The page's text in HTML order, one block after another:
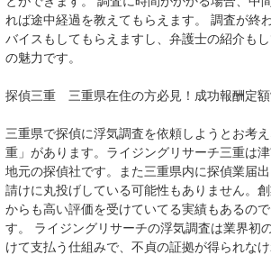
れば途中経過を教えてもらえます。 調査が終
バイスもしてもらえますし、弁護士の紹介も
の魅力です。
探偵三重 三重県在住の方必見！成功報酬定
三重県で探偵に浮気調査を依頼しようとお考
重」があります。ライジングリサーチ三重は
地元の探偵社です。また三重県内に探偵業届
請けに丸投げしている可能性もありません。
からも高い評価を受けていてる実績もあるの
す。 ライジングリサーチの浮気調査は業界初
けて支払う仕組みで、不貞の証拠が得られな